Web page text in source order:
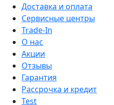
Доставка и оплата
Сервисные центры
Trade-In
О нас
Акции
Отзывы
Гарантия
Рассрочка и кредит
Test